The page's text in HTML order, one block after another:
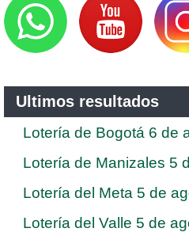
Ultimos resultados
Lotería de Bogotá 6 de
Lotería de Manizales 5
Lotería del Meta 5 de
Lotería del Valle 5 de